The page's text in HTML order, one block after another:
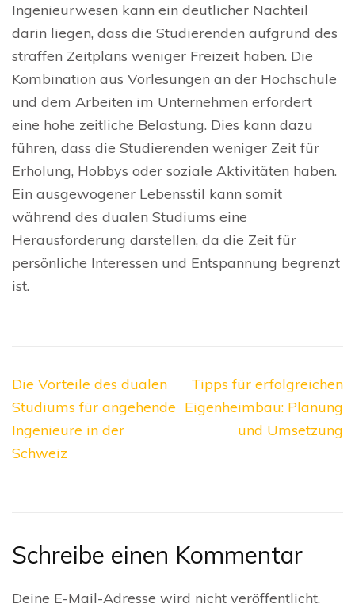
Ingenieurwesen kann ein deutlicher Nachteil
darin liegen, dass die Studierenden aufgrund des
straffen Zeitplans weniger Freizeit haben. Die
Kombination aus Vorlesungen an der Hochschule
und dem Arbeiten im Unternehmen erfordert
eine hohe zeitliche Belastung. Dies kann dazu
führen, dass die Studierenden weniger Zeit für
Erholung, Hobbys oder soziale Aktivitäten haben.
Ein ausgewogener Lebensstil kann somit
während des dualen Studiums eine
Herausforderung darstellen, da die Zeit für
persönliche Interessen und Entspannung begrenzt
ist.
Beitragsnavigation
Die Vorteile des dualen
Studiums für angehende
Ingenieure in der
Schweiz
Tipps für erfolgreichen
Eigenheimbau: Planung
und Umsetzung
Schreibe einen Kommentar
Deine E-Mail-Adresse wird nicht veröffentlicht.